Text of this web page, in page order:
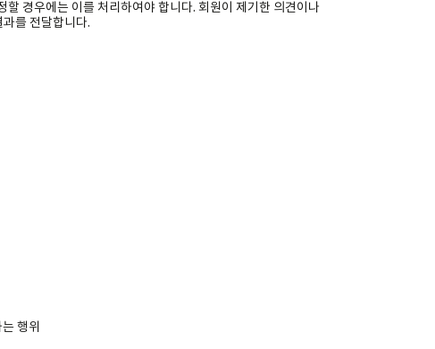
경우에는 이를 처리하여야 합니다. 회원이 제기한 의견이나
를 전달합니다.
행위